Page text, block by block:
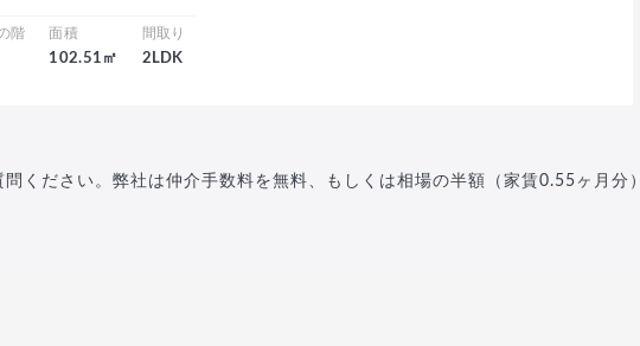
階 面積
102.51㎡
間取り
2LDK
ください。弊社は仲介手数料を無料、もしくは相場の半額（家賃0.55ヶ月分）